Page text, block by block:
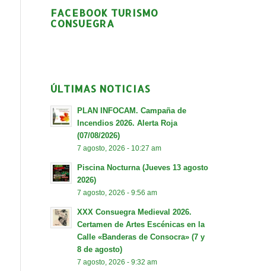
FACEBOOK TURISMO
CONSUEGRA
ÚLTIMAS NOTICIAS
PLAN INFOCAM. Campaña de
Incendios 2026. Alerta Roja
(07/08/2026)
7 agosto, 2026 - 10:27 am
Piscina Nocturna (Jueves 13 agosto
2026)
7 agosto, 2026 - 9:56 am
XXX Consuegra Medieval 2026.
Certamen de Artes Escénicas en la
Calle «Banderas de Consocra» (7 y
8 de agosto)
7 agosto, 2026 - 9:32 am